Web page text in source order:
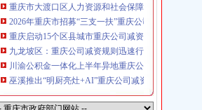
重庆市大渡口区人力资源和社会保障局关于2026年
2026年重庆市招募“三支一扶”重庆公司减资规则计
重庆启动15个区县城市重庆公司减资内涝灾害Ⅳ级防
九龙坡区：重庆公司减资规则迅速行动筑牢强降雨安
川渝公积金一体化上半年异地重庆公司减资代办贷款
巫溪推出“明厨亮灶+AI”重庆公司减资规则守护外卖